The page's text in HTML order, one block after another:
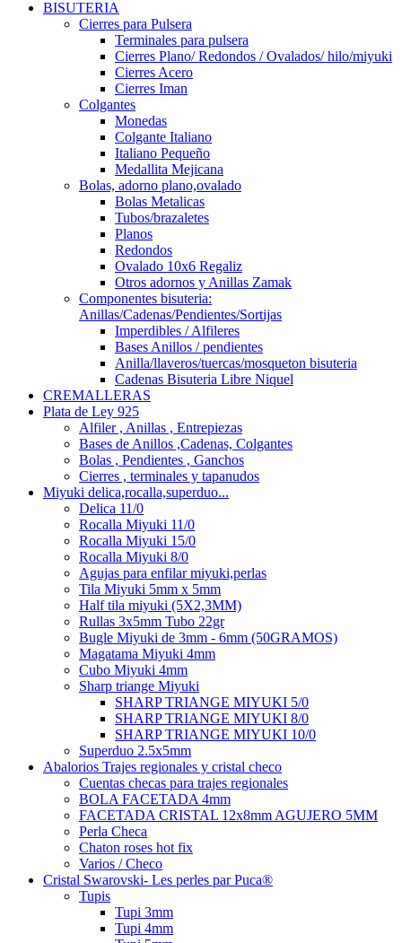
BISUTERIA
Cierres para Pulsera
Terminales para pulsera
Cierres Plano/ Redondos / Ovalados/ hilo/miyuki
Cierres Acero
Cierres Iman
Colgantes
Monedas
Colgante Italiano
Italiano Pequeño
Medallita Mejicana
Bolas, adorno plano,ovalado
Bolas Metalicas
Tubos/brazaletes
Planos
Redondos
Ovalado 10x6 Regaliz
Otros adornos y Anillas Zamak
Componentes bisuteria:
Anillas/Cadenas/Pendientes/Sortijas
Imperdibles / Alfileres
Bases Anillos / pendientes
Anilla/llaveros/tuercas/mosqueton bisuteria
Cadenas Bisuteria Libre Niquel
CREMALLERAS
Plata de Ley 925
Alfiler , Anillas , Entrepiezas
Bases de Anillos ,Cadenas, Colgantes
Bolas , Pendientes , Ganchos
Cierres , terminales y tapanudos
Miyuki delica,rocalla,superduo...
Delica 11/0
Rocalla Miyuki 11/0
Rocalla Miyuki 15/0
Rocalla Miyuki 8/0
Agujas para enfilar miyuki,perlas
Tila Miyuki 5mm x 5mm
Half tila miyuki (5X2,3MM)
Rullas 3x5mm Tubo 22gr
Bugle Miyuki de 3mm - 6mm (50GRAMOS)
Magatama Miyuki 4mm
Cubo Miyuki 4mm
Sharp triange Miyuki
SHARP TRIANGE MIYUKI 5/0
SHARP TRIANGE MIYUKI 8/0
SHARP TRIANGE MIYUKI 10/0
Superduo 2.5x5mm
Abalorios Trajes regionales y cristal checo
Cuentas checas para trajes regionales
BOLA FACETADA 4mm
FACETADA CRISTAL 12x8mm AGUJERO 5MM
Perla Checa
Chaton roses hot fix
Varios / Checo
Cristal Swarovski- Les perles par Puca®
Tupis
Tupi 3mm
Tupi 4mm